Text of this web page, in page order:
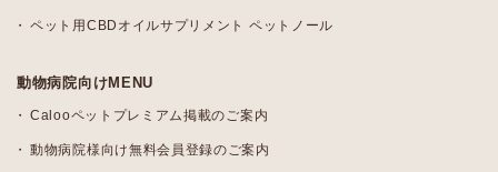
ペット用CBDオイルサプリメント ペットノール
動物病院向けMENU
Calooペットプレミアム掲載のご案内
動物病院様向け無料会員登録のご案内